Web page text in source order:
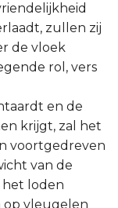
zullen zij
de vloek
rol, vers
en de
krijgt, zal het
voortgedreven
van de
loden
op vleugelen